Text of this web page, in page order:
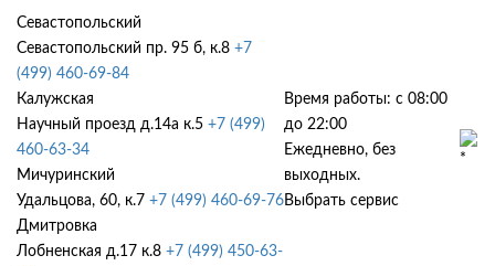
Севастопольский
Севастопольский пр. 95 б, к.8 +7
(499) 460-69-84
Калужская
Научный проезд д.14а к.5 +7 (499)
460-63-34
Мичуринский
Удальцова, 60, к.7 +7 (499) 460-69-76
Дмитровка
Лобненская д.17 к.8 +7 (499) 450-63-
Время работы: с 08:00
до 22:00
Ежедневно, без
выходных.
Выбрать сервис